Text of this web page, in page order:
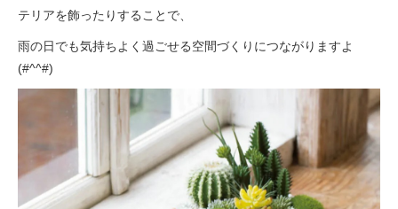
テリアを飾ったりすることで、
雨の日でも気持ちよく過ごせる空間づくりにつながりますよ
(#^^#)